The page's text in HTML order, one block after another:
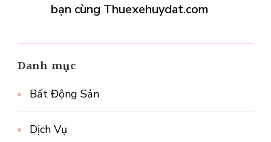
bạn cùng Thuexehuydat.com
Danh mục
Bất Động Sản
Dịch Vụ